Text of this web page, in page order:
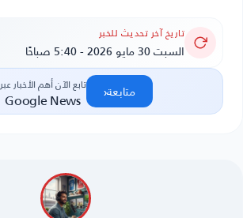
تاريخ آخر تحديث للخبر
السبت 30 مايو 2026 - 5:40 صباحًا
تابع الآن أهم الأخبار عبر
Google News متابعة‹